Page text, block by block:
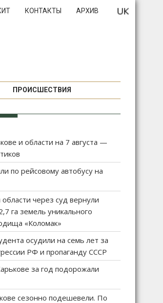
КОНТАКТЫ АРХИВ
ПРОИСШЕСТВИЯ
и области на 7 августа —
по рейсовому автобусу на
через суд вернули
га земель уникального
«Коломак»
осудили на семь лет за
РФ и пропаганду СССР
за год подорожали
сезонно подешевели. По